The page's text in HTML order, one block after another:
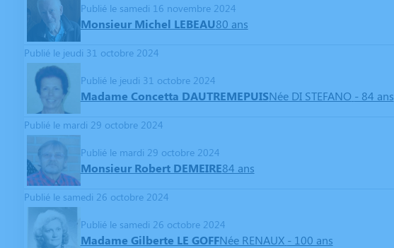
Publié le samedi 16 novembre 2024
Monsieur Michel LEBEAU80 ans
Publié le jeudi 31 octobre 2024
Publié le jeudi 31 octobre 2024
Madame Concetta DAUTREMEPUISNée DI STEFANO - 84 ans
Publié le mardi 29 octobre 2024
Publié le mardi 29 octobre 2024
Monsieur Robert DEMEIRE84 ans
Publié le samedi 26 octobre 2024
Publié le samedi 26 octobre 2024
Madame Gilberte LE GOFFNée RENAUX - 100 ans